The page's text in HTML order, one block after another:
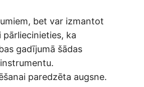
bet var izmantot
ka
gadījumā šādas
paredzēta augsne.